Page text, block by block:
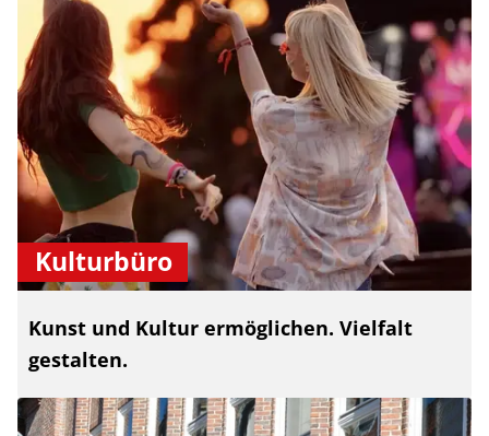
Kulturbüro
Kunst und Kultur ermöglichen. Vielfalt
gestalten.